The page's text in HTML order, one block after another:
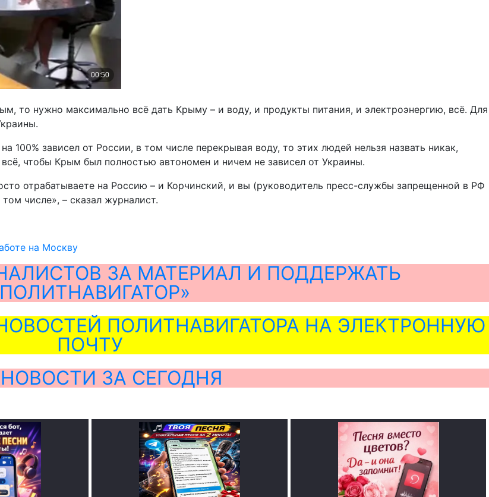
то нужно максимально всё дать Крыму – и воду, и продукты питания, и электроэнергию, всё. Для
зависел от России, в том числе перекрывая воду, то этих людей нельзя назвать никак,
чтобы Крым был полностью автономен и ничем не зависел от Украины.
отрабатываете на Россию – и Корчинский, и вы (руководитель пресс-службы запрещенной в РФ
числе», – сказал журналист.
на Москву
ЗА МАТЕРИАЛ И ПОДДЕРЖАТЬ
ПОЛИТНАВИГАТОРА НА ЭЛЕКТРОННУЮ
ПОЧТУ
ЗА СЕГОДНЯ